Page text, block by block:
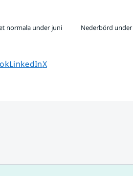
normala under juni
Nederbörd under
på
Dela sidan på
LinkedInDela sidan på
X